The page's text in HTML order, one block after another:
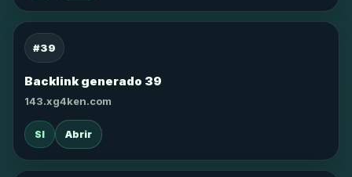
#39
Backlink generado 39
143.xg4ken.com
SI Abrir